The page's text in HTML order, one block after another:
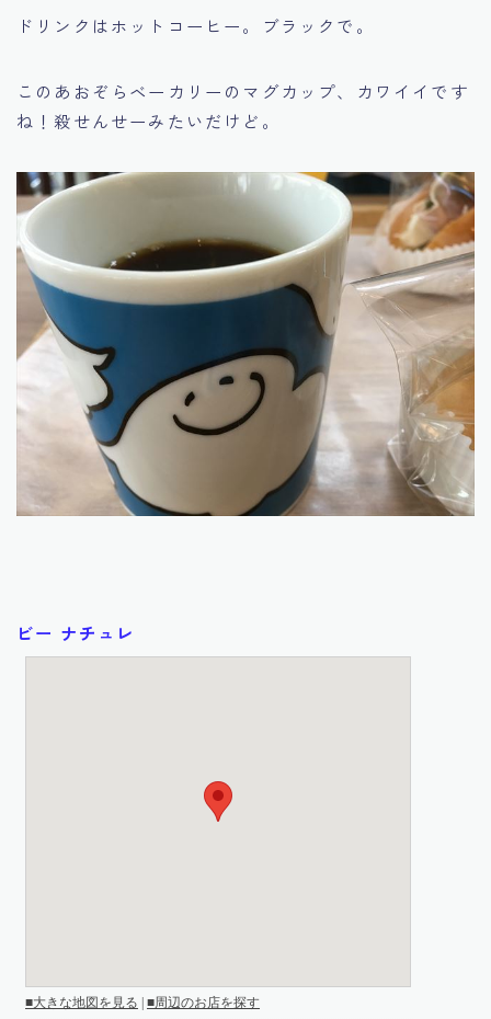
ドリンクはホットコーヒー。ブラックで。
このあおぞらベーカリーのマグカップ、カワイイです
ね！殺せんせーみたいだけど。
ビー ナチュレ